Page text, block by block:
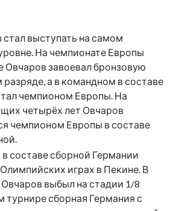
стал выступать на самом
На чемпионате Европы
Овчаров завоевал бронзовую
а в командном в составе
чемпионом Европы. На
четырёх лет Овчаров
чемпионом Европы в составе
составе сборной Германии
играх в Пекине. В
выбыл на стадии 1/8
турнире сборная Германия с